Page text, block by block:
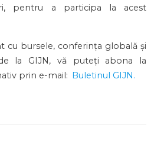
pentru a participa la acest
cu bursele, conferința globală și
la GIJN, vă puteți abona la
prin e-mail: Buletinul GIJN.